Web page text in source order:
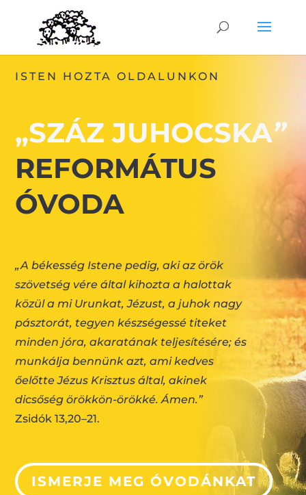
ISTEN HOZTA OLDALUNKON
„SZÁZ JUHOCSKA”
REFORMÁTUS
ÓVODA
„A békesség Istene pedig, aki az örök
szövetség vére által kihozta a halottak
közül a mi Urunkat, Jézust, a juhok nagy
pásztorát, tegyen készségessé titeket
minden jóra, akaratának teljesítésére; és
munkálja bennünk azt, ami kedves
őelőtte Jézus Krisztus által, akinek
dicsőség örökkön-örökké. Ámen.”
Zsidók 13,20–21.
ISMERJE MEG ÓVODÁNKAT